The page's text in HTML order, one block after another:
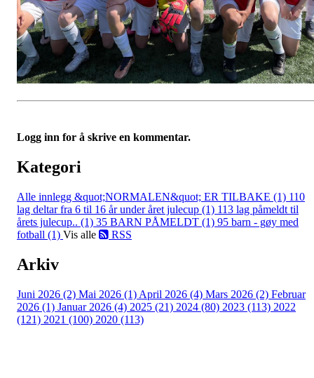
Logg inn for å skrive en kommentar.
Kategori
Alle innlegg &quot;NORMALEN&quot; ER TILBAKE (1) 110
lag deltar fra 6 til 16 år under året julecup (1) 113 lag påmeldt til
årets julecup.. (1) 35 BARN PÅMELDT (1) 95 barn - gøy med
fotball (1) Vis alle RSS
Arkiv
Juni 2026 (2) Mai 2026 (1) April 2026 (4) Mars 2026 (2) Februar
2026 (1) Januar 2026 (4) 2025 (21) 2024 (80) 2023 (113) 2022
(121) 2021 (100) 2020 (113)